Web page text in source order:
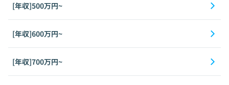
[年収]500万円~
[年収]600万円~
[年収]700万円~